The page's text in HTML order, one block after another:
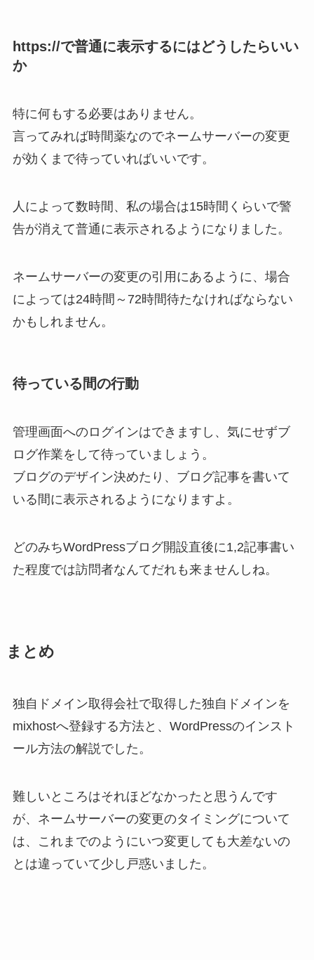
https://で普通に表示するにはどうしたらいい
か
特に何もする必要はありません。
言ってみれば時間薬なのでネームサーバーの変更
が効くまで待っていればいいです。
人によって数時間、私の場合は15時間くらいで警
告が消えて普通に表示されるようになりました。
ネームサーバーの変更の引用にあるように、場合
によっては24時間～72時間待たなければならない
かもしれません。
待っている間の行動
管理画面へのログインはできますし、気にせずブ
ログ作業をして待っていましょう。
ブログのデザイン決めたり、ブログ記事を書いて
いる間に表示されるようになりますよ。
どのみちWordPressブログ開設直後に1,2記事書い
た程度では訪問者なんてだれも来ませんしね。
まとめ
独自ドメイン取得会社で取得した独自ドメインを
mixhostへ登録する方法と、WordPressのインスト
ール方法の解説でした。
難しいところはそれほどなかったと思うんです
が、ネームサーバーの変更のタイミングについて
は、これまでのようにいつ変更しても大差ないの
とは違っていて少し戸惑いました。